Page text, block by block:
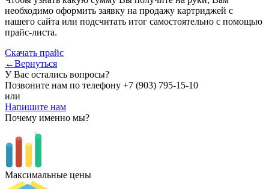
необходимо оформить заявку на продажу картриджей с
нашего сайта или подсчитать итог самостоятельно с помощью
прайс-листа.
Скачать прайс
←Вернуться
У Вас остались вопросы?
Позвоните нам по телефону +7 (903) 795-15-10
или
Напишите нам
Почему именно мы?
Максимальные цены